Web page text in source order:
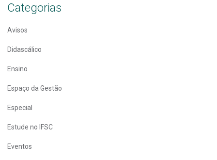
Categorias
Avisos
Didascálico
Ensino
Espaço da Gestão
Especial
Estude no IFSC
Eventos